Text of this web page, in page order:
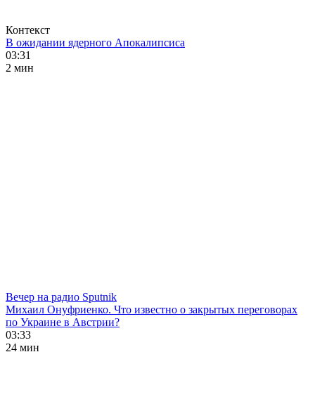
Контекст
В ожидании ядерного Апокалипсиса
03:31
2 мин
Вечер на радио Sputnik
Михаил Онуфриенко. Что известно о закрытых переговорах
по Украине в Австрии?
03:33
24 мин